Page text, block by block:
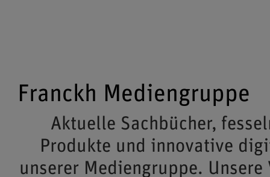
Franckh Mediengruppe
Aktuelle Sachbücher,
Produkte und innovative
unserer Mediengruppe.